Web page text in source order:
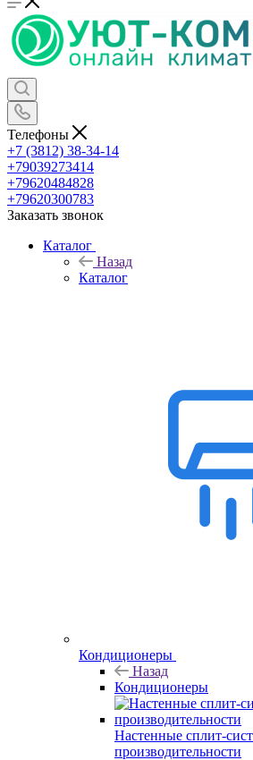
Телефоны
+7 (3812) 38-34-14
+79039273414
+79620484828
+79620300783
Заказать звонок
Каталог
Назад
Каталог
Кондиционеры
Назад
Кондиционеры
Настенные сплит-
производительности